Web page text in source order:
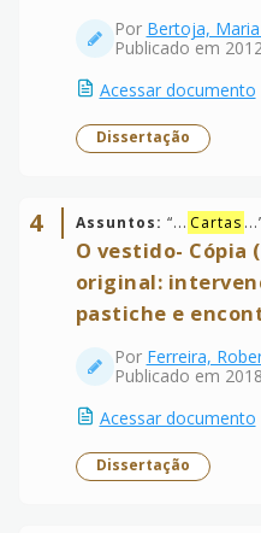
Por Bertoja,
Publicado em
Acessar documento
Dissertação
4 Assuntos: “... Cartas ...
O vestido- Cópia
original:
pastiche e
Por Ferreira,
Publicado em 2018
Acessar documento
Dissertação